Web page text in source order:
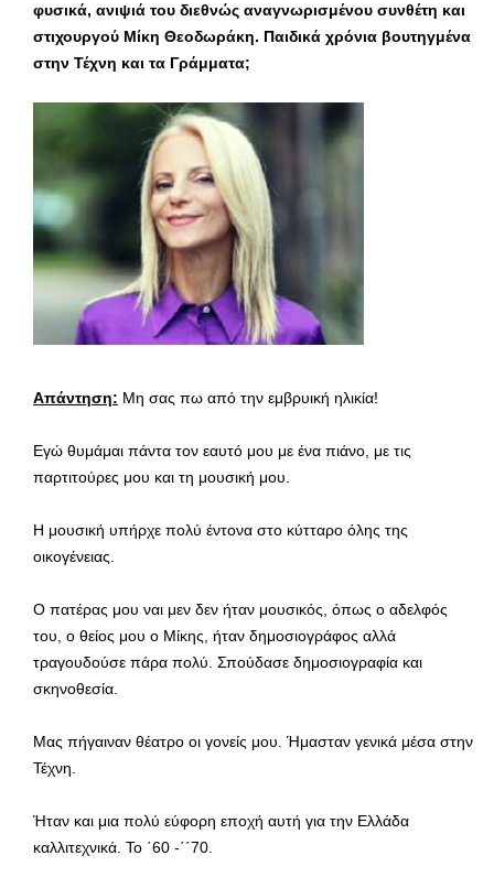
φυσικά, ανιψιά του διεθνώς αναγνωρισμένου συνθέτη και
στιχουργού Μίκη Θεοδωράκη. Παιδικά χρόνια βουτηγμένα
στην Τέχνη και τα Γράμματα;
Απάντηση: Μη σας πω από την εμβρυική ηλικία!
Εγώ θυμάμαι πάντα τον εαυτό μου με ένα πιάνο, με τις
παρτιτούρες μου και τη μουσική μου.
Η μουσική υπήρχε πολύ έντονα στο κύτταρο όλης της
οικογένειας.
Ο πατέρας μου ναι μεν δεν ήταν μουσικός, όπως ο αδελφός
του, ο θείος μου ο Μίκης, ήταν δημοσιογράφος αλλά
τραγουδούσε πάρα πολύ. Σπούδασε δημοσιογραφία και
σκηνοθεσία.
Μας πήγαιναν θέατρο οι γονείς μου. Ήμασταν γενικά μέσα στην
Τέχνη.
Ήταν και μια πολύ εύφορη εποχή αυτή για την Ελλάδα
καλλιτεχνικά. Το ΄60 -΄΄70.